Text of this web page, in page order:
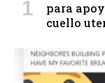
para
cuello